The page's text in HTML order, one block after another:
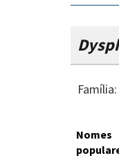
Família:
Nomes